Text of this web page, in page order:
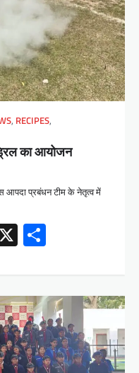
, RECIPES,
का आयोजन
आपदा प्रबंधन टीम के नेतृत्व में
X